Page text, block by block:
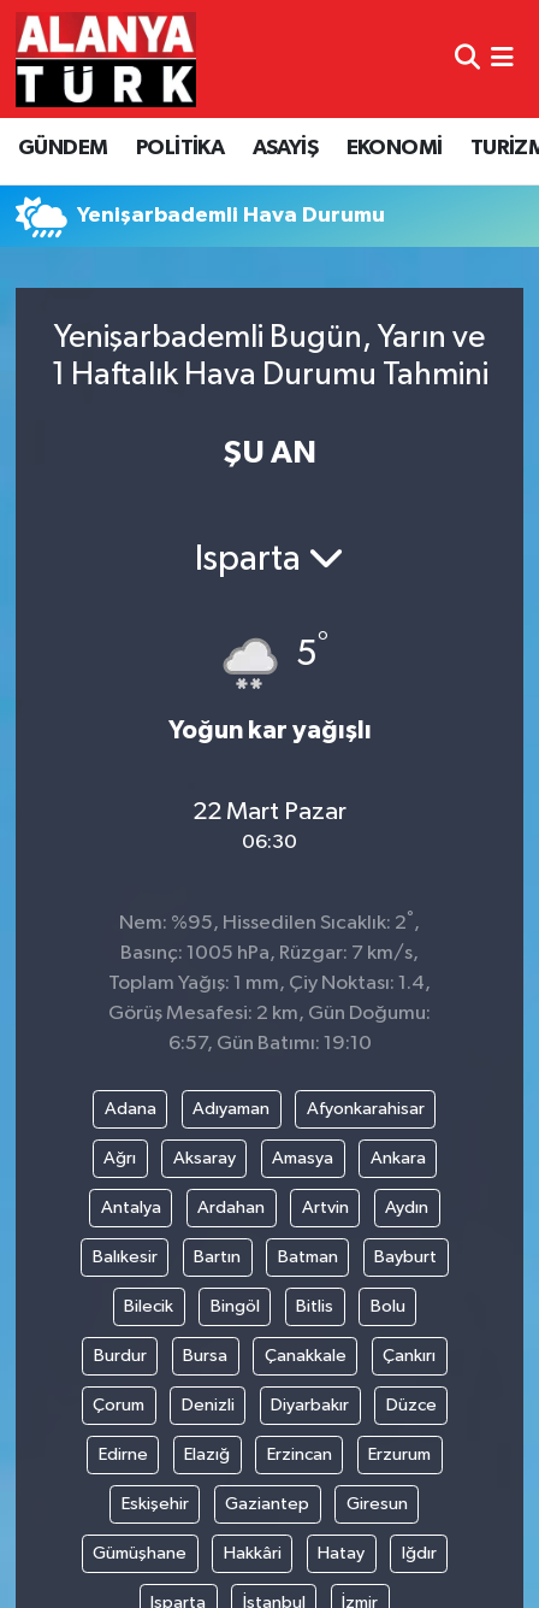
GÜNDEM POLİTİKA ASAYİŞ EKONOMİ
Yenişarbademli Hava Durumu
Yenişarbademli Bugün, Yarın ve
1 Haftalık Hava Durumu Tahmini
ŞU AN
Isparta
5°
Yoğun kar yağışlı
22 Mart Pazar
06:30
Nem: %95, Hissedilen Sıcaklık: 2° ,
Basınç: 1005 hPa, Rüzgar: 7 km/s,
Toplam Yağış: 1 mm, Çiy Noktası: 1.4,
Görüş Mesafesi: 2 km, Gün Doğumu:
6:57, Gün Batımı: 19:10
Adana Adıyaman Afyonkarahisar
Ağrı Aksaray Amasya Ankara
Antalya Ardahan Artvin Aydın
Balıkesir Bartın Batman Bayburt
Bilecik Bingöl Bitlis Bolu
Burdur Bursa Çanakkale Çankırı
Çorum Denizli Diyarbakır Düzce
Edirne Elazığ Erzincan Erzurum
Eskişehir Gaziantep Giresun
Gümüşhane Hakkâri Hatay Iğdır
Isparta İstanbul İzmir
GÜNDEM
POLİTİKA
ASAYİŞ
TURİZM
Nöbetçi Eczaneler
Hava Durumu
Namaz Vakitleri
Süper Lig Puan Durumu ve Fikstür
Son Dakika Haberleri